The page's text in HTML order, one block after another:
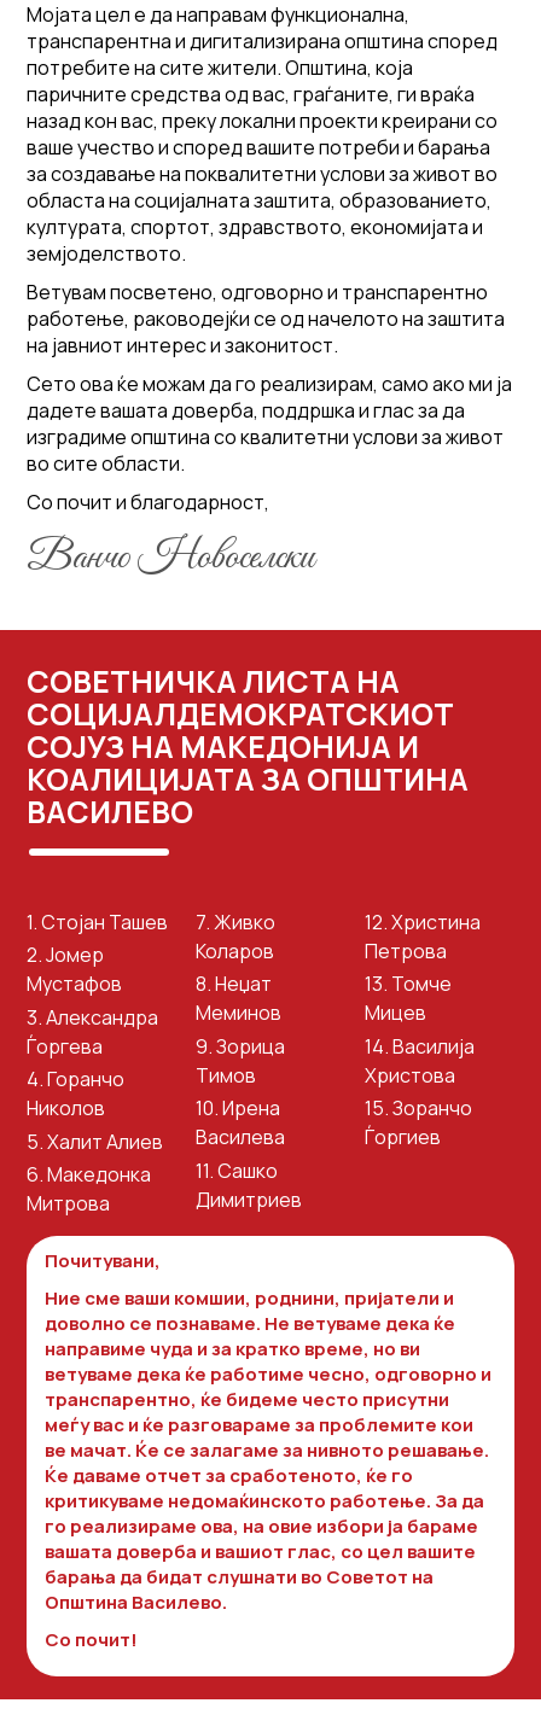
Мојата цел е да направам функционална,
транспарентна и дигитализирана општина според
потребите на сите жители. Општина, која
паричните средства од вас, граѓаните, ги враќа
назад кон вас, преку локални проекти креирани со
ваше учество и според вашите потреби и барања
за создавање на поквалитетни услови за живот во
областа на социјалната заштита, образованието,
културата, спортот, здравството, економијата и
земјоделството.
Ветувам посветено, одговорно и транспарентно
работење, раководејќи се од начелото на заштита
на јавниот интерес и законитост.
Сето ова ќе можам да го реализирам, само ако ми ја
дадете вашата доверба, поддршка и глас за да
изградиме општина со квалитетни услови за живот
во сите области.
Со почит и благодарност,
Ванчо Новоселски
СОВЕТНИЧКА ЛИСТА НА
СОЦИЈАЛДЕМОКРАТСКИОТ
СОЈУЗ НА МАКЕДОНИЈА И
КОАЛИЦИЈАТА ЗА ОПШТИНА
ВАСИЛЕВО
1. Стојан Ташев
2. Јомер
Мустафов
3. Александра
Ѓоргева
4. Горанчо
Николов
5. Халит Алиев
6. Македонка
Митрова
7. Живко
Коларов
8. Неџат
Меминов
9. Зорица
Тимов
10. Ирена
Василева
11. Сашко
Димитриев
12. Христина
Петрова
13. Томче
Мицев
14. Василија
Христова
15. Зоранчо
Ѓоргиев
Почитувани,
Ние сме ваши комшии, роднини, пријатели и
доволно се познаваме. Не ветуваме дека ќе
направиме чуда и за кратко време, но ви
ветуваме дека ќе работиме чесно, одговорно и
транспарентно, ќе бидеме често присутни
меѓу вас и ќе разговараме за проблемите кои
ве мачат. Ќе се залагаме за нивното решавање.
Ќе даваме отчет за сработеното, ќе го
критикуваме недомаќинското работење. За да
го реализираме ова, на овие избори ја бараме
вашата доверба и вашиот глас, со цел вашите
барања да бидат слушнати во Советот на
Општина Василево.
Со почит!